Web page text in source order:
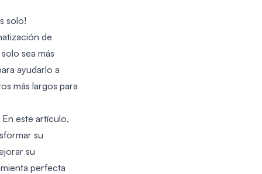
solo!
de
sea más
ayudarlo a
más largos para
este artículo,
su
su
perfecta